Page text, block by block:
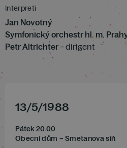
Interpreti
Jan Novotný
Symfonický orchestr hl. m.
Petr Altrichter– dirigent
13/5/1988
Pátek 20.00
Obecní dům – Smetanova síň